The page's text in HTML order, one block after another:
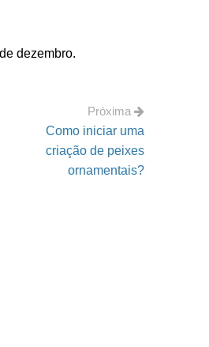
dezembro.
Próxima
Como iniciar uma
criação de peixes
ornamentais?